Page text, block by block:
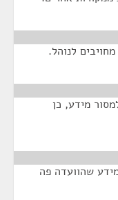
לנוהל.
מידע, כן
שהוועדה פה